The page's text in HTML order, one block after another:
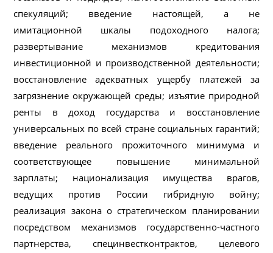
спекуляций; введение настоящей, а не
имитационной шкалы подоходного налога;
развертывание механизмов кредитования
инвестиционной и производственной деятельности;
восстановление адекватных ущербу платежей за
загрязнение окружающей среды; изъятие природной
ренты в доход государства и восстановление
универсальных по всей стране социальных гарантий;
введение реального прожиточного минимума и
соответствующее повышение минимальной
зарплаты; национализация имущества врагов,
ведущих против России гибридную войну;
реализация закона о стратегическом планировании
посредством механизмов государственно-частного
партнерства, специнвестконтрактов, целевого